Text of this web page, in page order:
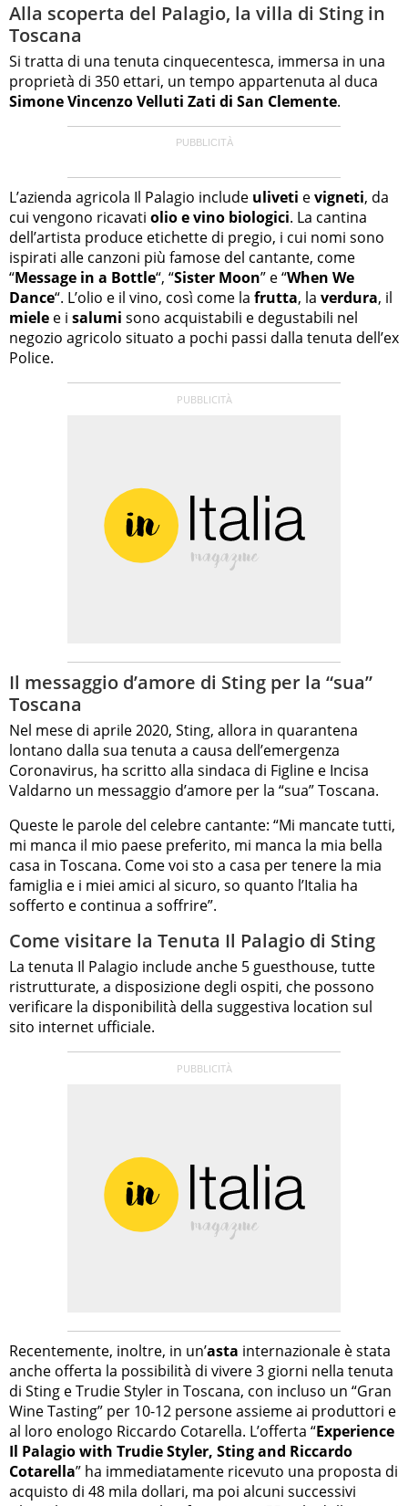
Alla scoperta del Palagio, la villa di Sting in
Toscana
Si tratta di una tenuta cinquecentesca, immersa in una
proprietà di 350 ettari, un tempo appartenuta al duca
Simone Vincenzo Velluti Zati di San Clemente.
L’azienda agricola Il Palagio include uliveti evigneti, da
cui vengono ricavati olio e vino biologici. La cantina
dell’artista produce etichette di pregio, i cui nomi sono
ispirati alle canzoni più famose del cantante, come
“Message in a Bottle“, “Sister Moon” e “When We
Dance“. L’olio e il vino, così come la frutta, la verdura, il
miele e i salumi sono acquistabili e degustabili nel
negozio agricolo situato a pochi passi dalla tenuta dell’ex
Police.
Il messaggio d’amore di Sting per la “sua”
Toscana
Nel mese di aprile 2020, Sting, allora in quarantena
lontano dalla sua tenuta a causa dell’emergenza
Coronavirus, ha scritto alla sindaca di Figline e Incisa
Valdarno un messaggio d’amore per la “sua” Toscana.
Queste le parole del celebre cantante: “Mi mancate tutti,
mi manca il mio paese preferito, mi manca la mia bella
casa in Toscana. Come voi sto a casa per tenere la mia
famiglia e i miei amici al sicuro, so quanto l’Italia ha
sofferto e continua a soffrire”.
Come visitare la Tenuta Il Palagio di Sting
La tenuta Il Palagio include anche 5 guesthouse, tutte
ristrutturate, a disposizione degli ospiti, che possono
verificare la disponibilità della suggestiva location sul
sito internet ufficiale.
Recentemente, inoltre, in un’asta internazionale è stata
anche offerta la possibilità di vivere 3 giorni nella tenuta
di Sting e Trudie Styler in Toscana, con incluso un “Gran
Wine Tasting” per 10-12 persone assieme ai produttori e
al loro enologo Riccardo Cotarella. L’offerta “Experience
Il Palagio with Trudie Styler, Sting and Riccardo
Cotarella” ha immediatamente ricevuto una proposta di
acquisto di 48 mila dollari, ma poi alcuni successivi